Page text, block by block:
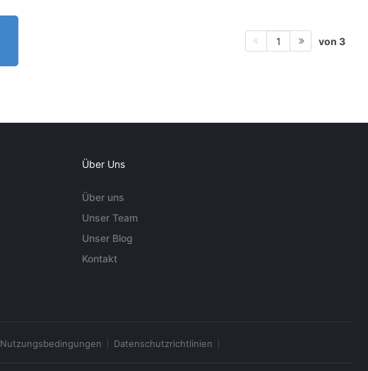
1 von 3
Über Uns
Über uns
Unser Team
Unser Blog
Kontakt
Nutzungsbedingungen Datenschutzrichtlinien